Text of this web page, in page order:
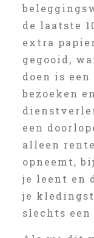
de laatste
extra
gegooid,
doen is
bezoeken
een
alleen
opneemt,
je leent en
je
slechts een